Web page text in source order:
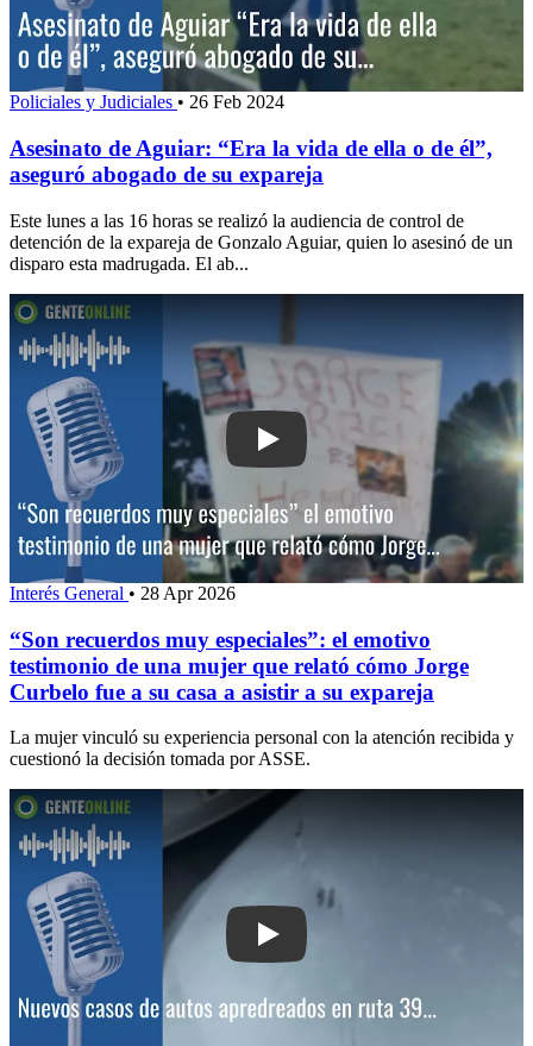
Policiales y Judiciales • 26 Feb 2024
Asesinato de Aguiar: “Era la vida de ella o de él”,
aseguró abogado de su expareja
Este lunes a las 16 horas se realizó la audiencia de control de
detención de la expareja de Gonzalo Aguiar, quien lo asesinó de un
disparo esta madrugada. El ab...
Play: “Son recuerdos muy
Interés General • 28 Apr 2026
“Son recuerdos muy especiales”: el emotivo
testimonio de una mujer que relató cómo Jorge
Curbelo fue a su casa a asistir a su expareja
La mujer vinculó su experiencia personal con la atención recibida y
cuestionó la decisión tomada por ASSE.
Play: Nuevos casos de autos